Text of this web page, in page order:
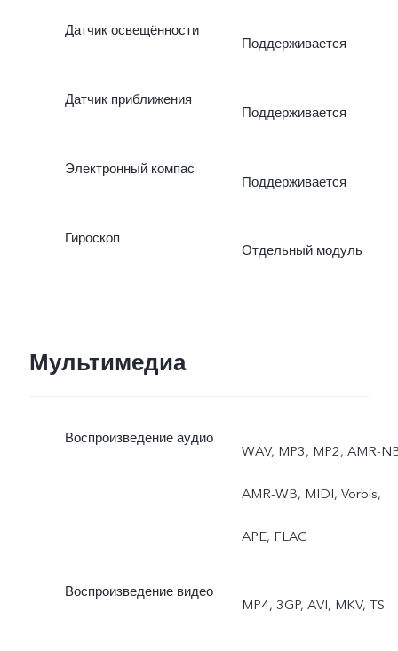
Датчик освещённости
Поддерживается
Датчик приближения
Поддерживается
Электронный компас
Поддерживается
Гироскоп
Отдельный модуль
Мультимедиа
Воспроизведение аудио
WAV, MP3, MP2, AMR-
AMR-WB, MIDI, Vorbis,
APE, FLAC
Воспроизведение видео
MP4, 3GP, AVI, MKV, TS